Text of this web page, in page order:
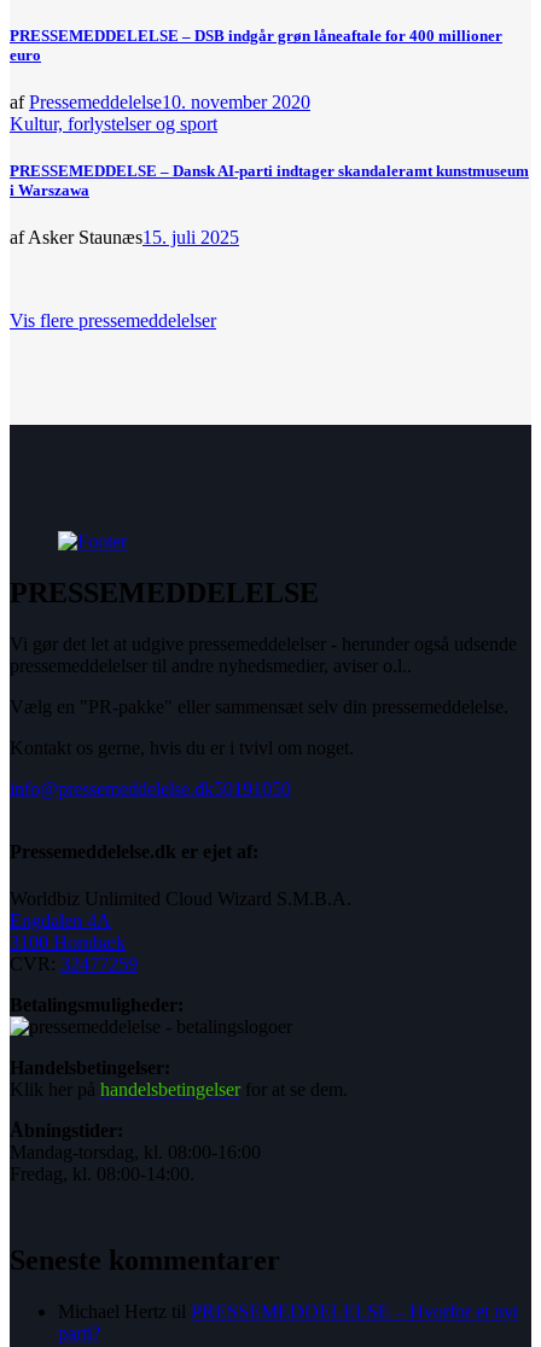
PRESSEMEDDELELSE – DSB indgår grøn låneaftale for 400 millioner
euro
afPressemeddelelse10. november 2020
Kultur, forlystelser og sport
PRESSEMEDDELSE – Dansk AI-parti indtager skandaleramt kunstmuseum
i Warszawa
af Asker Staunæs15. juli 2025
Vis flere pressemeddelelser
PRESSEMEDDELELSE
Vi gør det let at udgive pressemeddelelser - herunder også udsende
pressemeddelelser til andre nyhedsmedier, aviser o.l..
Vælg en "PR-pakke" eller sammensæt selv din pressemeddelelse.
Kontakt os gerne, hvis du er i tvivl om noget.
info@pressemeddelelse.dk50191050
Pressemeddelelse.dk er ejet af:
Worldbiz Unlimited Cloud Wizard S.M.B.A.
Engdalen 4A
3100 Hornbæk
CVR: 32477259
Betalingsmuligheder:
Handelsbetingelser:
Klik her på handelsbetingelserfor at se dem.
Åbningstider:
Mandag-torsdag, kl. 08:00-16:00
Fredag, kl. 08:00-14:00.
Seneste kommentarer
Michael Hertz til PRESSEMEDDELELSE – Hvorfor et nyt
parti?